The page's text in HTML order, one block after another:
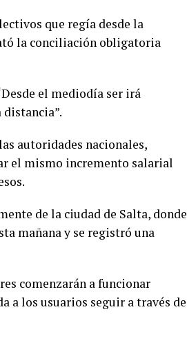
que regía desde la
la conciliación obligatoria
el mediodía ser irá
autoridades nacionales,
el mismo incremento salarial
de la ciudad de Salta, donde
mañana y se registró una
comenzarán a funcionar
a los usuarios seguir a través de